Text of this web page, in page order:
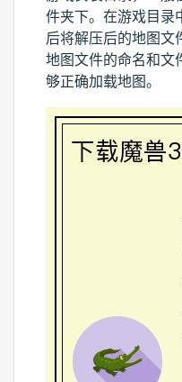
件夹下。在游戏目
后将解压后的地图文
地图文件的命名和文
够正确加载地图。